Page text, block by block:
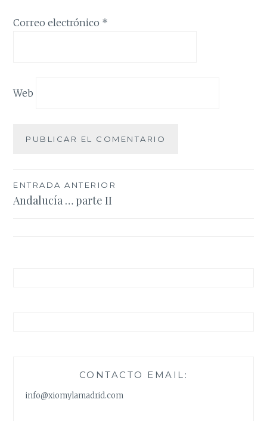
Correo electrónico *
Web
Navegación
de
ENTRADA ANTERIOR
Andalucía … parte II
CONTACTO EMAIL:
info@xiomylamadrid.com